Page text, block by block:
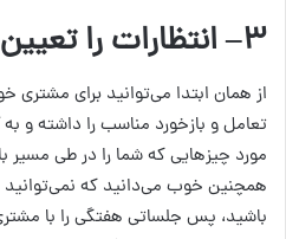
۳– انتظارات را
از همان ابتدا می‌توانید برای
تعامل و بازخورد مناسب را داشته و
مورد چیزهایی که شما را در طی مسیر
همچنین خوب می‌دانید که
باشید، پس جلساتی هفتگی را با